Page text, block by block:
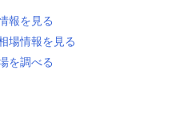
報を見る
場情報を見る
を調べる